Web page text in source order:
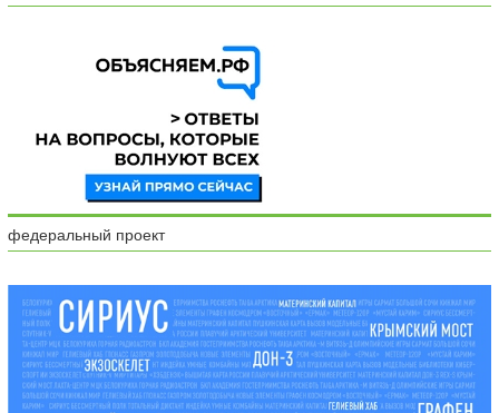
федеральный проект